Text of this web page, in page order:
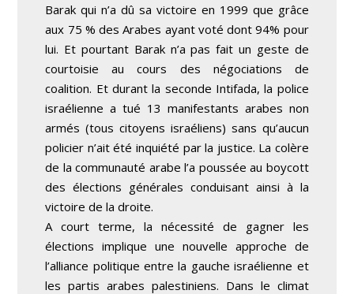
Barak qui n’a dû sa victoire en 1999 que grâce
aux 75 % des Arabes ayant voté dont 94% pour
lui. Et pourtant Barak n’a pas fait un geste de
courtoisie au cours des négociations de
coalition. Et durant la seconde Intifada, la police
israélienne a tué 13 manifestants arabes non
armés (tous citoyens israéliens) sans qu’aucun
policier n’ait été inquiété par la justice. La colère
de la communauté arabe l’a poussée au boycott
des élections générales conduisant ainsi à la
victoire de la droite.
A court terme, la nécessité de gagner les
élections implique une nouvelle approche de
l’alliance politique entre la gauche israélienne et
les partis arabes palestiniens. Dans le climat